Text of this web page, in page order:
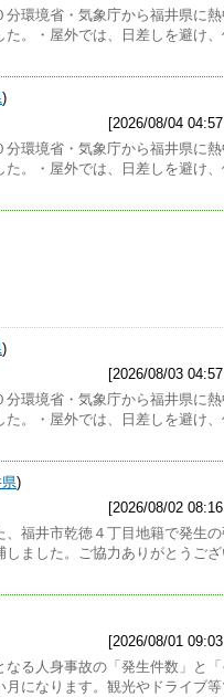
分環境省・気象庁から福井県に
。・屋外では、日差しを避け
)
[2026/08/04
分環境省・気象庁から福井県に
。・屋外では、日差しを避け
)
[2026/08/03
分環境省・気象庁から福井県に
。・屋外では、日差しを避け
)
[2026/08/02
福井市乾徳４丁目地籍で発生
ました。ご協力ありがとうご
[2026/08/01
なる人身事故の「発生件数」と
になります。観光やドライブ